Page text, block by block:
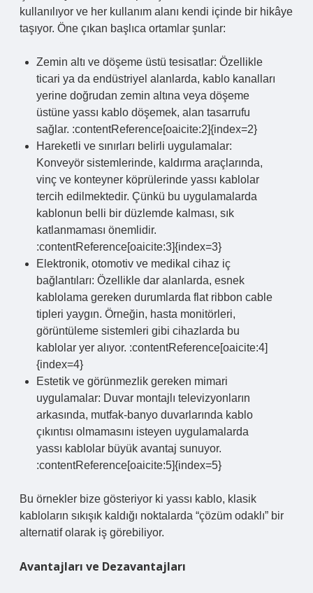
kullanılıyor ve her kullanım alanı kendi içinde bir hikâye
taşıyor. Öne çıkan başlıca ortamlar şunlar:
Zemin altı ve döşeme üstü tesisatlar: Özellikle
ticari ya da endüstriyel alanlarda, kablo kanalları
yerine doğrudan zemin altına veya döşeme
üstüne yassı kablo döşemek, alan tasarrufu
sağlar. :contentReference[oaicite:2]{index=2}
Hareketli ve sınırları belirli uygulamalar:
Konveyör sistemlerinde, kaldırma araçlarında,
vinç ve konteyner köprülerinde yassı kablolar
tercih edilmektedir. Çünkü bu uygulamalarda
kablonun belli bir düzlemde kalması, sık
katlanmaması önemlidir.
:contentReference[oaicite:3]{index=3}
Elektronik, otomotiv ve medikal cihaz iç
bağlantıları: Özellikle dar alanlarda, esnek
kablolama gereken durumlarda flat ribbon cable
tipleri yaygın. Örneğin, hasta monitörleri,
görüntüleme sistemleri gibi cihazlarda bu
kablolar yer alıyor. :contentReference[oaicite:4]
{index=4}
Estetik ve görünmezlik gereken mimari
uygulamalar: Duvar montajlı televizyonların
arkasında, mutfak‑banyo duvarlarında kablo
çıkıntısı olmamasını isteyen uygulamalarda
yassı kablolar büyük avantaj sunuyor.
:contentReference[oaicite:5]{index=5}
Bu örnekler bize gösteriyor ki yassı kablo, klasik
kabloların sıkışık kaldığı noktalarda “çözüm odaklı” bir
alternatif olarak iş görebiliyor.
Avantajları ve Dezavantajları